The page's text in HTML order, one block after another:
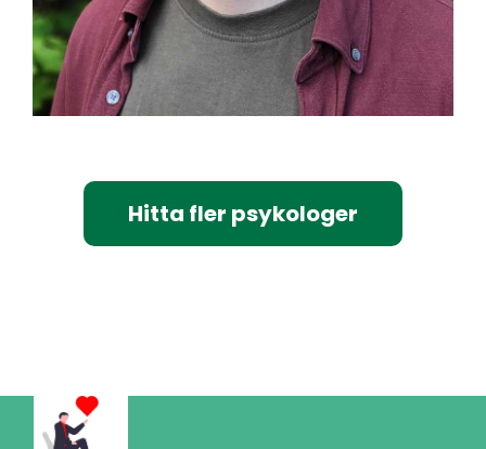
Hitta fler psykologer